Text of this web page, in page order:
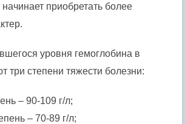
приобретать более
уровня гемоглобина в
три степени тяжести болезни:
– 90-109 г/л;
– 70-89 г/л;